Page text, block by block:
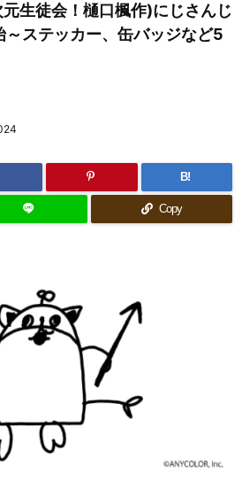
生徒会！樋口楓作)にじさんじ
ステッカー、缶バッジなど5
B!
Copy